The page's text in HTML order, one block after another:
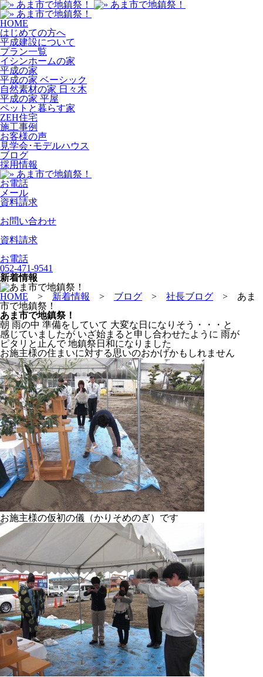
HOME
はじめての方へ
平成建設について
プラン一覧
イシンホームの家
平成の家
平成の家 ベーシック
自然素材の家 日々木
平成の家 平屋
ペットと暮らす家
ZEH住宅
施工事例
お客様の声
見学会･モデルハウス
ブログ
採用情報
お電話
メール
資料請求
お問い合わせ
資料請求
お電話
052-471-9541
新着情報
HOME > 新着情報 > ブログ > 社長ブログ > あま
市で地鎮祭！
あま市で地鎮祭！
朝 雨の中 準備をしていて 大変な日になりそう・・・と
感じていましたが いざ始まると申し合わせたように 雨が
ピタリと止んで 地鎮祭日和になりました
お施主様の住まいに対する思いのおかげかもしれません
お施主様の仮初の儀（かりそめのぎ）です